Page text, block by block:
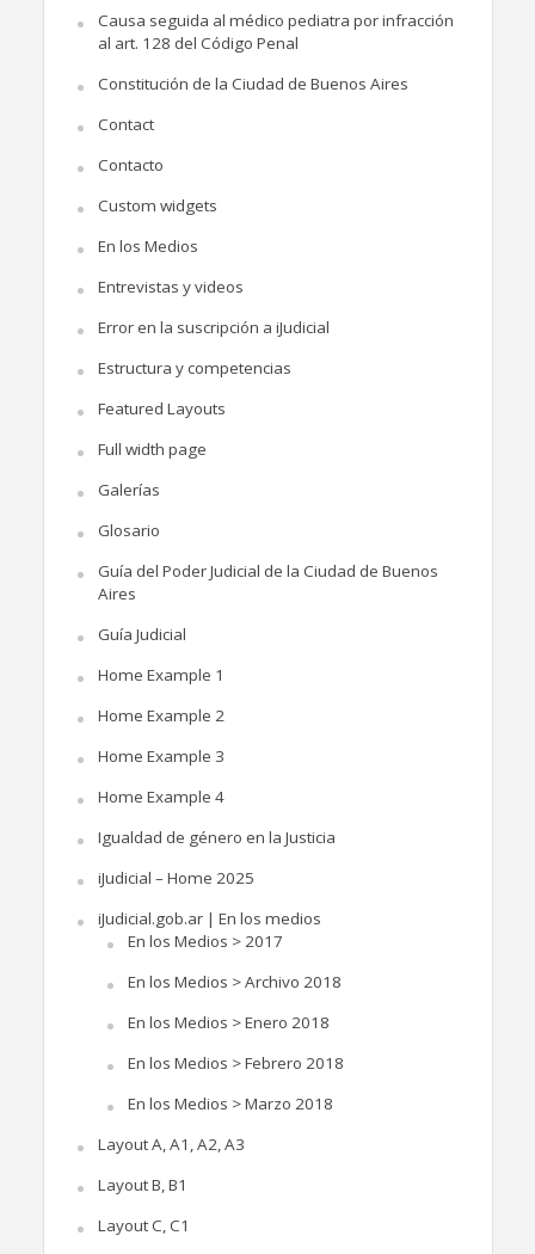
Causa seguida al médico pediatra por infracción
al art. 128 del Código Penal
Constitución de la Ciudad de Buenos Aires
Contact
Contacto
Custom widgets
En los Medios
Entrevistas y videos
Error en la suscripción a iJudicial
Estructura y competencias
Featured Layouts
Full width page
Galerías
Glosario
Guía del Poder Judicial de la Ciudad de Buenos
Aires
Guía Judicial
Home Example 1
Home Example 2
Home Example 3
Home Example 4
Igualdad de género en la Justicia
iJudicial – Home 2025
iJudicial.gob.ar | En los medios
En los Medios > 2017
En los Medios > Archivo 2018
En los Medios > Enero 2018
En los Medios > Febrero 2018
En los Medios > Marzo 2018
Layout A, A1, A2, A3
Layout B, B1
Layout C, C1